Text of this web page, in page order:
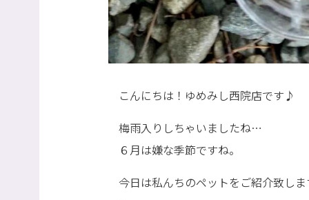
こんにちは！ゆめみし西院店です♪
梅雨入りしちゃいましたね…
６月は嫌な季節ですね。
今日は私んちのペットをご紹介致し